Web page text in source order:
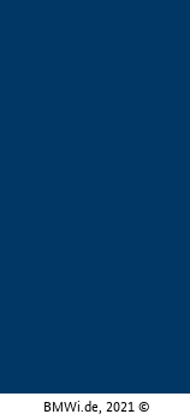
BMWi.de, 2021 ©